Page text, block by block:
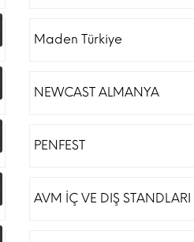
Maden Türkiye
NEWCAST ALMANYA
PENFEST
AVM İÇ VE DIŞ STANDLARI